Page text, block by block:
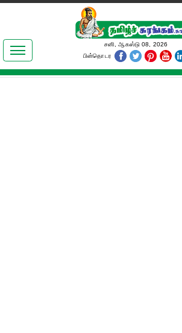
இலக்கியங்கள்
தமிழ் உலகம்
சனி, ஆகஸ்டு 08, 2026
பின்தொடர